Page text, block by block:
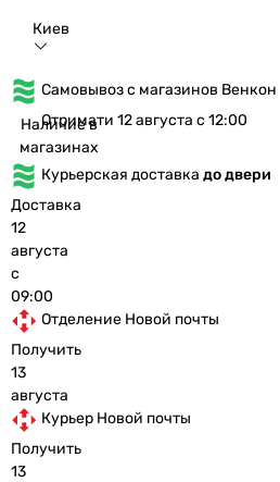
Киев
Самовывоз с магазинов Венкон
Наличие в
магазинах
Отримати 12 августа с 12:00
Курьерская доставка до двери
Доставка
12
августа
с
09:00
Отделение Новой почты
Получить
13
августа
Курьер Новой почты
Получить
13